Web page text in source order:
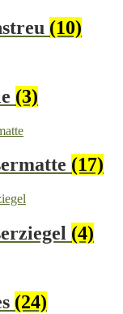
(10)
(3)
(17)
(4)
(24)